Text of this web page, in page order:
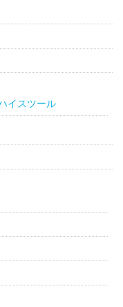
イスツール